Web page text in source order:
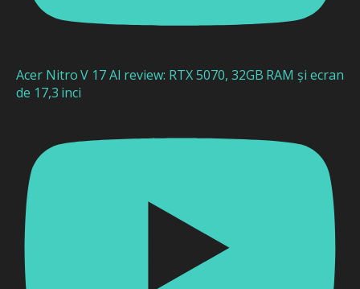
Acer Nitro V 17 AI review: RTX 5070, 32GB RAM și ecran
de 17,3 inci